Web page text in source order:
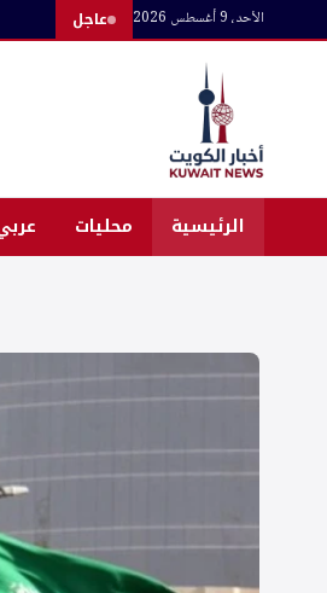
الأحد، 9 أغسطس 2026 عاجل
الرئيسية محليات